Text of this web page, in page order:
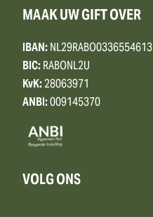
MAAK UW GIFT OVER
IBAN:NL29RABO0336554613
BIC:RABONL2U
KvK:28063971
ANBI:009145370
VOLG ONS